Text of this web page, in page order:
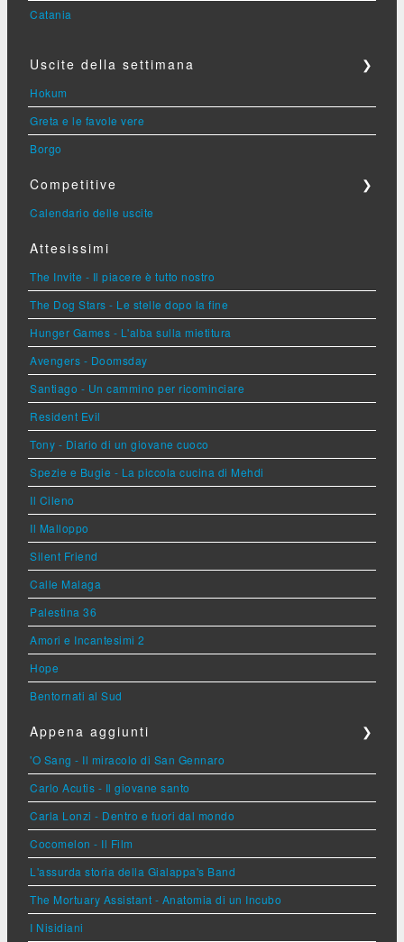
Catania
Uscite della settimana ❯
Hokum
Greta e le favole vere
Borgo
Competitive ❯
Calendario delle uscite
Attesissimi
The Invite - Il piacere è tutto nostro
The Dog Stars - Le stelle dopo la fine
Hunger Games - L'alba sulla mietitura
Avengers - Doomsday
Santiago - Un cammino per ricominciare
Resident Evil
Tony - Diario di un giovane cuoco
Spezie e Bugie - La piccola cucina di Mehdi
Il Cileno
Il Malloppo
Silent Friend
Calle Malaga
Palestina 36
Amori e Incantesimi 2
Hope
Bentornati al Sud
Appena aggiunti ❯
'O Sang - Il miracolo di San Gennaro
Carlo Acutis - Il giovane santo
Carla Lonzi - Dentro e fuori dal mondo
Cocomelon - Il Film
L'assurda storia della Gialappa's Band
The Mortuary Assistant - Anatomia di un Incubo
I Nisidiani